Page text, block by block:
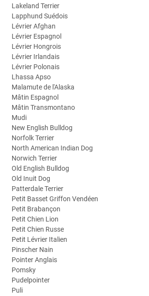
Lakeland Terrier
Lapphund Suédois
Lévrier Afghan
Lévrier Espagnol
Lévrier Hongrois
Lévrier Irlandais
Lévrier Polonais
Lhassa Apso
Malamute de l'Alaska
Mâtin Espagnol
Mâtin Transmontano
Mudi
New English Bulldog
Norfolk Terrier
North American Indian Dog
Norwich Terrier
Old English Bulldog
Old Inuit Dog
Patterdale Terrier
Petit Basset Griffon Vendéen
Petit Brabançon
Petit Chien Lion
Petit Chien Russe
Petit Lévrier Italien
Pinscher Nain
Pointer Anglais
Pomsky
Pudelpointer
Puli